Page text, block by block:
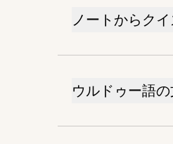
ノートからク
ウルドゥー語